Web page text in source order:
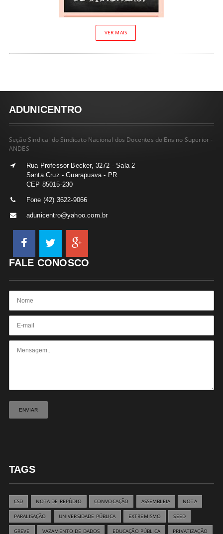
VER MAIS
ADUNICENTRO
Seção Sindical do Sindicato Nacional dos Docentes do Ensino Superior -
ANDES
Rua Professor Becker, 3272 - Sala 2
Santa Cruz - Guarapuava - PR
CEP 85015-230
Fone (42) 3622-9066
adunicentro@yahoo.com.br
FALE CONOSCO
TAGS
CSD NOTA DE REPÚDIO CONVOCAÇÃO ASSEMBLEIA NOTA
PARALISAÇÃO UNIVERSIDADE PÚBLICA EXTREMISMO SEED
GREVE VAZAMENTO DE DADOS EDUCAÇÃO PÚBLICA PRIVATIZAÇÃO